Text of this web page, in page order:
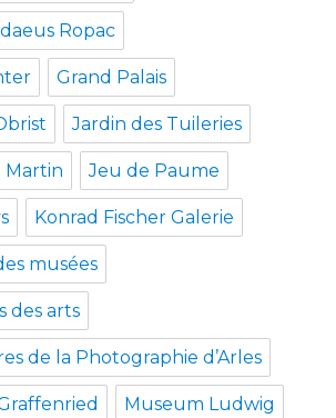
Ropac
Grand Palais
Jardin des Tuileries
Martin Jeu de Paume
Konrad Fischer Galerie
musées
des arts
de la Photographie d’Arles
Museum Ludwig